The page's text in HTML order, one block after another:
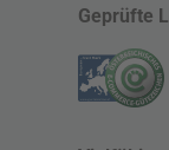
Geprüfte